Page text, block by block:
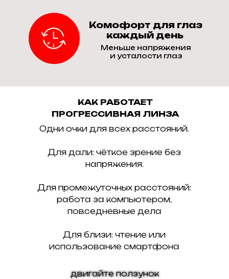
каждый день
Комофорт для глаз
и усталости глаз
Меньше напряжения
КАК РАБОТАЕТ
ПРОГРЕССИВНАЯ ЛИНЗА
двигайте ползунок
Одни очки для всех расстояний.
Для дали: чёткое зрение без
напряжения.
Для промежуточных расстояний:
работа за компьютером,
повседневные дела
Для близи: чтение или
использование смартфона